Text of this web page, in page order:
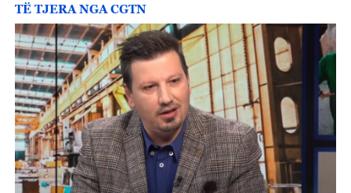
TË TJERA NGA CGTN